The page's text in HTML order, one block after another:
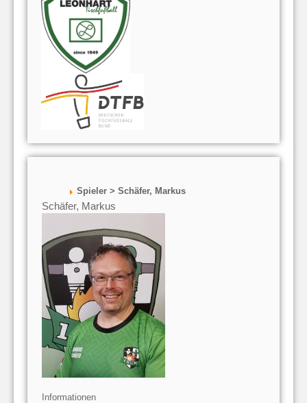
Spieler > Schäfer, Markus
Schäfer, Markus
Informationen